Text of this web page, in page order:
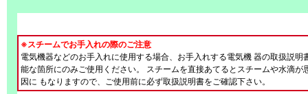
※スチームでお手入れの際のご注意
電気機器などのお手入れに使用する場合、お手入れする電気機 器の取扱説明
能な箇所にのみご使用ください。 スチームを直接あてるとスチームや水滴が
因に もなりますので、ご使用前に必ず取扱説明書をご確認下さい。